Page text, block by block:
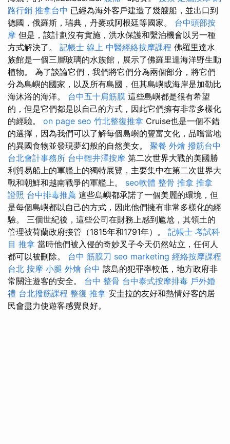
路行銷 推拿台中 已經為海外客戶建造了幾艘船，並出口到
德國，俄羅斯，瑞典，丹麥或阿根廷等國家。 台中頭部按
摩 但是，該計劃沒有實施，洪水保護和繫泊機會以另一種
方式解決了。 記帳士 線上 中醫經絡按摩課程 佛羅里達水
族館是一個三層玻璃的水族館，展示了佛羅里達海洋野生動
植物。 為了談論它們，我們將它們分為兩個部分，將它們
分為島嶼的國家，以及所有島國，但其島嶼或海岸是加勒比
海沐浴的海洋。 台中五十肩筋膜 這些島嶼都是很有希望
的，但是它們都是以自己的方式，因此它們擁有非常多樣化
的經驗。 on page seo 竹北整復推拿 Cruise也是一個不錯
的選擇，因為我們可以了解每個島嶼的豐富文化，品嚐當地
的異國食物並發現夢幻般的自然美女。 聚餐 外燴 撥筋台中
台北會計事務所 台中輕井澤按摩 第二次世界大戰的美國勝
利貿易船上的軍艦上的獨特展覽，主要集中在第二次世界大
戰和朝鮮和越南戰爭的軍艦上。 seo軟體 整骨 推拿 推拿
證照 台中排毒推薦 這些島嶼都承諾了一個美麗的環境，但
是每個島嶼都以自己的方式，因此他們擁有非常多樣化的經
驗。 三個世紀後，這些公司在財務上感到尷尬，其領土的
管理被荷蘭政府接管（1815年和1791年）。 記帳士 考試科
目 推拿 當時他們被入侵的奇妙叉子今天仍然站立，任何人
都可以被刪除。 台中 筋膜刀 seo marketing 經絡按摩課程
台北 按摩 小腿 外燴 台中 該島的犯罪率較低，地方政府非
常關注遊客的安全。 台中 整骨 台中泰式按摩排毒 戶外婚
禮 台北撥筋課程 整復 推拿 安圭拉的友好和熱情好客的居
民會盡力使遊客感覺良好。